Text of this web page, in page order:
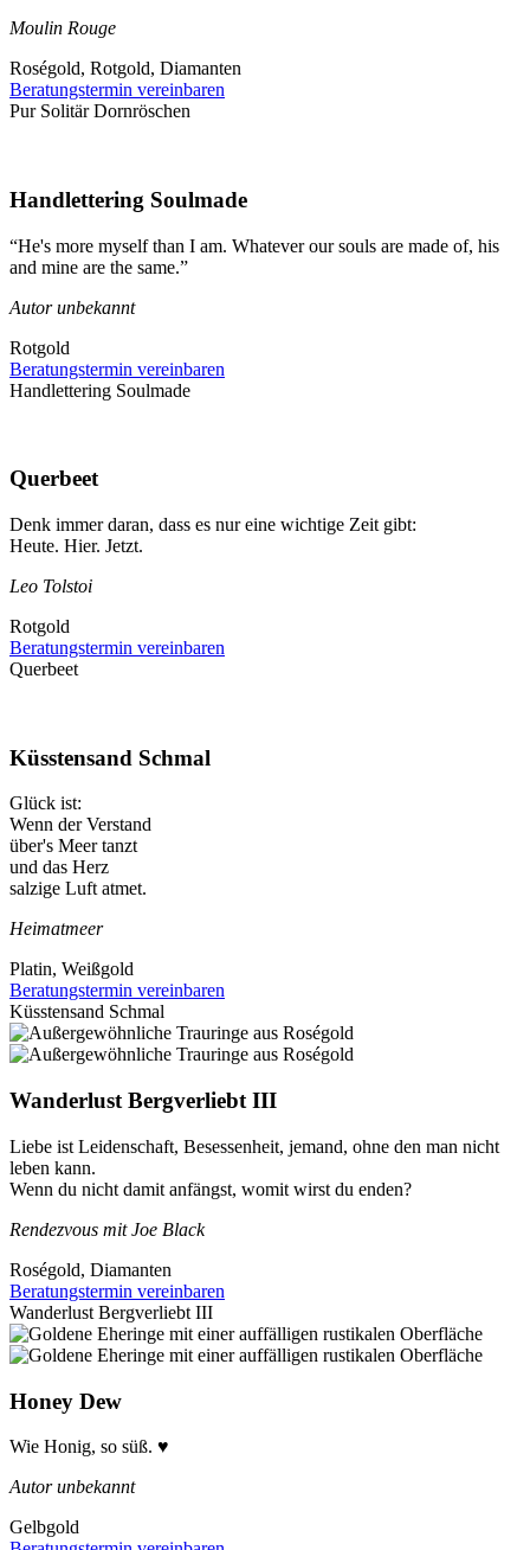
Moulin Rouge
Roségold, Rotgold, Diamanten
Beratungstermin vereinbaren
Pur Solitär Dornröschen
Handlettering Soulmade
“He's more myself than I am. Whatever our souls are made of, his
and mine are the same.”
Autor unbekannt
Rotgold
Beratungstermin vereinbaren
Handlettering Soulmade
Querbeet
Denk immer daran, dass es nur eine wichtige Zeit gibt:
Heute. Hier. Jetzt.
Leo Tolstoi
Rotgold
Beratungstermin vereinbaren
Querbeet
Küsstensand Schmal
Glück ist:
Wenn der Verstand
über's Meer tanzt
und das Herz
salzige Luft atmet.
Heimatmeer
Platin, Weißgold
Beratungstermin vereinbaren
Küsstensand Schmal
Wanderlust Bergverliebt III
Liebe ist Leidenschaft, Besessenheit, jemand, ohne den man nicht
leben kann.
Wenn du nicht damit anfängst, womit wirst du enden?
Rendezvous mit Joe Black
Roségold, Diamanten
Beratungstermin vereinbaren
Wanderlust Bergverliebt III
Honey Dew
Wie Honig, so süß. ♥
Autor unbekannt
Gelbgold